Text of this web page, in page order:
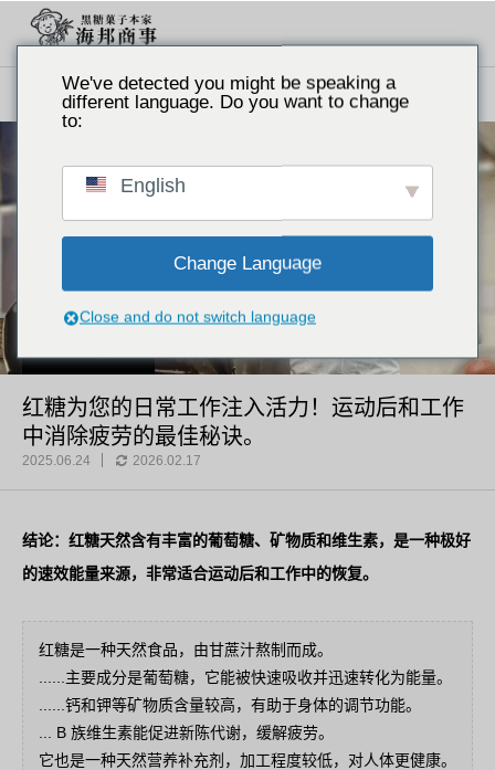
主题 健康与营养 红糖为您的日常工作注入活力！运动后和工作中消除疲劳的最佳秘诀。
红糖为您的日常工作注入活力！运动后和工作
中消除疲劳的最佳秘诀。
2025.06.24 2026.02.17
结论：红糖天然含有丰富的葡萄糖、矿物质和维生素，是一种极好
的速效能量来源，非常适合运动后和工作中的恢复。
红糖是一种天然食品，由甘蔗汁熬制而成。
......主要成分是葡萄糖，它能被快速吸收并迅速转化为能量。
......钙和钾等矿物质含量较高，有助于身体的调节功能。
... B 族维生素能促进新陈代谢，缓解疲劳。
它也是一种天然营养补充剂，加工程度较低，对人体更健康。
We've detected you might be speaking a
different language. Do you want to change
to:
English
Change Language
Close and do not switch language